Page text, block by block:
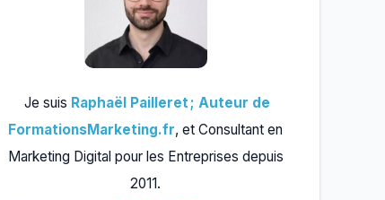
Je suis Raphaël Pailleret ; Auteur de
FormationsMarketing.fr, et Consultant en
Marketing Digital pour les Entreprises depuis
2011.